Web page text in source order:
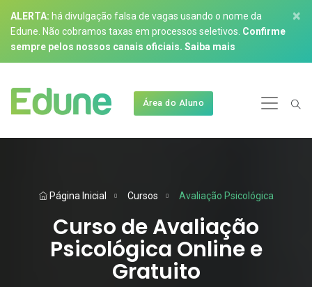
ALERTA: há divulgação falsa de vagas usando o nome da
Edune. Não cobramos taxas em processos seletivos. Confirme
sempre pelos nossos canais oficiais. Saiba mais
×
Área do Aluno
Página Inicial Cursos Avaliação Psicológica
Curso de Avaliação
Psicológica Online e
Gratuito